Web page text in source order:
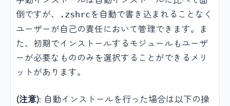
倒ですが、
.zshrcを自動で書き込まれることなく
ユーザーが自己の責任において管理できます。ま
た、初期でインストールするモジュールもユーザ
ーが必要なもののみを選択することができるメリ
ットがあります。
(注意): 自動インストールを行った場合は以下の操